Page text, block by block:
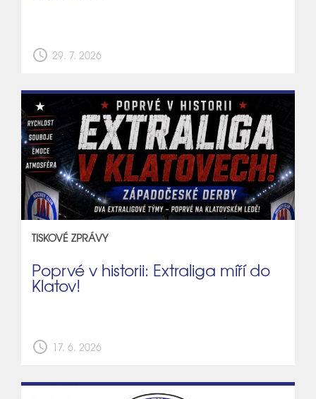
schedule 29. 7. 2026
TISKOVÉ ZPRÁVY
Poprvé v historii: Extraliga míří do
Klatov!
schedule 17. 6. 2026